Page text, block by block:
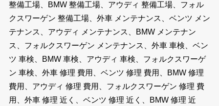
整備工場、BMW 整備工場、アウディ 整備工場、フォル
クスワーゲン 整備工場、外車 メンテナンス、ベンツ メン
テナンス、アウディ メンテナンス、BMW メンテナン
ス、フォルクスワーゲン メンテナンス、外車 車検、ベン
ツ 車検、BMW 車検、アウディ 車検、フォルクスワーゲ
ン 車検、外車 修理 費用、ベンツ 修理 費用、BMW 修理
費用、アウディ 修理 費用、フォルクスワーゲン 修理 費
用、外車 修理 近く、ベンツ 修理 近く、BMW 修理 近